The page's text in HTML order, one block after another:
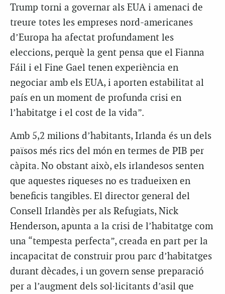
Trump torni a governar als EUA i amenaci de
treure totes les empreses nord-americanes
d’Europa ha afectat profundament les
eleccions, perquè la gent pensa que el Fianna
Fáil i el Fine Gael tenen experiència en
negociar amb els EUA, i aporten estabilitat al
país en un moment de profunda crisi en
l’habitatge i el cost de la vida”.
Amb 5,2 milions d’habitants, Irlanda és un dels
països més rics del món en termes de PIB per
càpita. No obstant això, els irlandesos senten
que aquestes riqueses no es tradueixen en
beneficis tangibles. El director general del
Consell Irlandès per als Refugiats, Nick
Henderson, apunta a la crisi de l’habitatge com
una “tempesta perfecta”, creada en part per la
incapacitat de construir prou parc d’habitatges
durant dècades, i un govern sense preparació
per a l’augment dels sol·licitants d’asil que